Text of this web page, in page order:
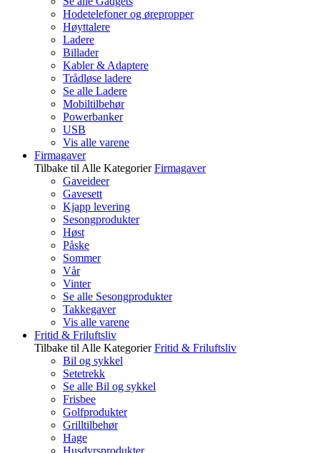
Hodetelefoner og ørepropper
Høyttalere
Ladere
Billader
Kabler & Adaptere
Trådløse ladere
Se alle Ladere
Mobiltilbehør
Powerbanker
USB
Vis alle varene
Firmagaver
Tilbake til Alle Kategorier Firmagaver
Gaveideer
Gavesett
Kjapp levering
Sesongprodukter
Høst
Påske
Sommer
Vår
Vinter
Se alle Sesongprodukter
Takkegaver
Vis alle varene
Fritid & Friluftsliv
Tilbake til Alle Kategorier Fritid & Friluftsliv
Bil og sykkel
Setetrekk
Se alle Bil og sykkel
Frisbee
Golfprodukter
Grilltilbehør
Hage
Husdyrsprodukter